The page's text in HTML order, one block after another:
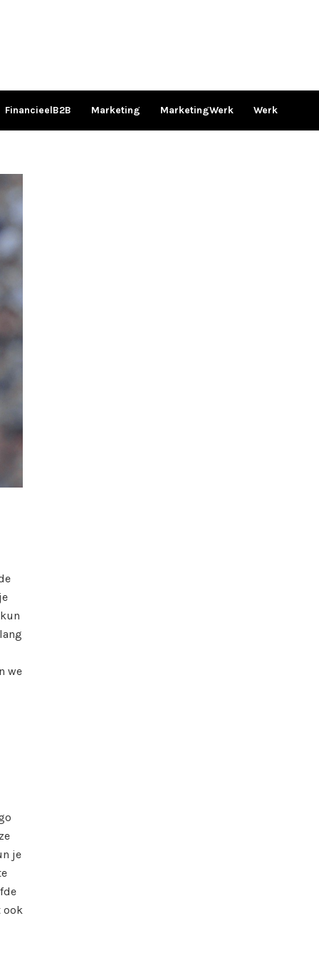
FinancieelB2B Marketing MarketingWerk Werk
we
je
ook